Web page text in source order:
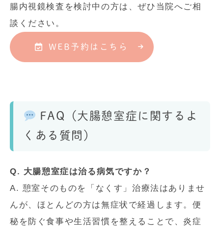
腸内視鏡検査を検討中の方は、ぜひ当院へご相
談ください。
WEB予約はこちら
FAQ（大腸憩室症に関するよ
くある質問）
Q. 大腸憩室症は治る病気ですか？
A. 憩室そのものを「なくす」治療法はありませ
んが、ほとんどの方は無症状で経過します。便
秘を防ぐ食事や生活習慣を整えることで、炎症